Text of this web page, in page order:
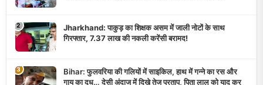
2
Jharkhand: पाकुड़ का शिक्षक असम में जाली नोटों के साथ
गिरफ्तार, 7.37 लाख की नकली करेंसी बरामद!
3
Bihar: फुलवरिया की गलियों में साइकिल, हाथ में गन्ने का रस और
गाय का दूध… देसी अंदाज में दिखे तेज प्रताप, पिता लालू को याद कर